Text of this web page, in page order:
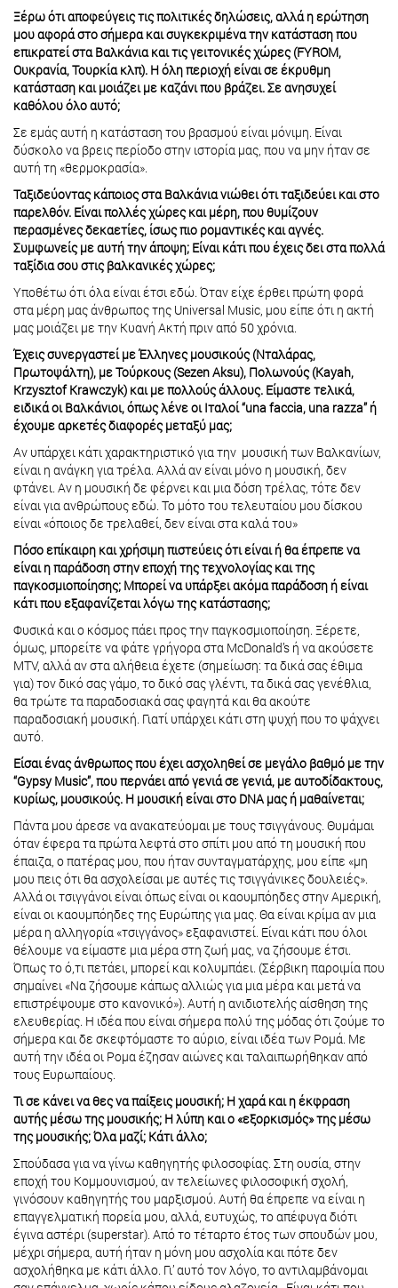
Ξέρω ότι αποφεύγεις τις πολιτικές δηλώσεις, αλλά η ερώτηση
μου αφορά στο σήμερα και συγκεκριμένα την κατάσταση που
επικρατεί στα Βαλκάνια και τις γειτονικές χώρες (FYROM,
Ουκρανία, Τουρκία κλπ). Η όλη περιοχή είναι σε έκρυθμη
κατάσταση και μοιάζει με καζάνι που βράζει. Σε ανησυχεί
καθόλου όλο αυτό;
Σε εμάς αυτή η κατάσταση του βρασμού είναι μόνιμη. Είναι
δύσκολο να βρεις περίοδο στην ιστορία μας, που να μην ήταν σε
αυτή τη «θερμοκρασία».
Ταξιδεύοντας κάποιος στα Βαλκάνια νιώθει ότι ταξιδεύει και στο
παρελθόν. Είναι πολλές χώρες και μέρη, που θυμίζουν
περασμένες δεκαετίες, ίσως πιο ρομαντικές και αγνές.
Συμφωνείς με αυτή την άποψη; Είναι κάτι που έχεις δει στα πολλά
ταξίδια σου στις βαλκανικές χώρες;
Υποθέτω ότι όλα είναι έτσι εδώ. Όταν είχε έρθει πρώτη φορά
στα μέρη μας άνθρωπος της Universal Music, μου είπε ότι η ακτή
μας μοιάζει με την Κυανή Ακτή πριν από 50 χρόνια.
Έχεις συνεργαστεί με Έλληνες μουσικούς (Νταλάρας,
Πρωτοψάλτη), με Τούρκους (Sezen Aksu), Πολωνούς (Kayah,
Krzysztof Krawczyk) και με πολλούς άλλους. Είμαστε τελικά,
ειδικά οι Βαλκάνιοι, όπως λένε οι Ιταλοί “una faccia, una razza” ή
έχουμε αρκετές διαφορές μεταξύ μας;
Αν υπάρχει κάτι χαρακτηριστικό για την μουσική των Βαλκανίων,
είναι η ανάγκη για τρέλα. Αλλά αν είναι μόνο η μουσική, δεν
φτάνει. Αν η μουσική δε φέρνει και μια δόση τρέλας, τότε δεν
είναι για ανθρώπους εδώ. Το μότο του τελευταίου μου δίσκου
είναι «όποιος δε τρελαθεί, δεν είναι στα καλά του»
Πόσο επίκαιρη και χρήσιμη πιστεύεις ότι είναι ή θα έπρεπε να
είναι η παράδοση στην εποχή της τεχνολογίας και της
παγκοσμιοποίησης; Μπορεί να υπάρξει ακόμα παράδοση ή είναι
κάτι που εξαφανίζεται λόγω της κατάστασης;
Φυσικά και ο κόσμος πάει προς την παγκοσμιοποίηση. Ξέρετε,
όμως, μπορείτε να φάτε γρήγορα στα McDonald’s ή να ακούσετε
MTV, αλλά αν στα αλήθεια έχετε (σημείωση: τα δικά σας έθιμα
για) τον δικό σας γάμο, το δικό σας γλέντι, τα δικά σας γενέθλια,
θα τρώτε τα παραδοσιακά σας φαγητά και θα ακούτε
παραδοσιακή μουσική. Γιατί υπάρχει κάτι στη ψυχή που το ψάχνει
αυτό.
Είσαι ένας άνθρωπος που έχει ασχοληθεί σε μεγάλο βαθμό με την
“Gypsy Music”, που περνάει από γενιά σε γενιά, με αυτοδίδακτους,
κυρίως, μουσικούς. Η μουσική είναι στο DNA μας ή μαθαίνεται;
Πάντα μου άρεσε να ανακατεύομαι με τους τσιγγάνους. Θυμάμαι
όταν έφερα τα πρώτα λεφτά στο σπίτι μου από τη μουσική που
έπαιζα, ο πατέρας μου, που ήταν συνταγματάρχης, μου είπε «μη
μου πεις ότι θα ασχολείσαι με αυτές τις τσιγγάνικες δουλειές».
Αλλά οι τσιγγάνοι είναι όπως είναι οι καουμπόηδες στην Αμερική,
είναι οι καουμπόηδες της Ευρώπης για μας. Θα είναι κρίμα αν μια
μέρα η αλληγορία «τσιγγάνος» εξαφανιστεί. Είναι κάτι που όλοι
θέλουμε να είμαστε μια μέρα στη ζωή μας, να ζήσουμε έτσι.
Όπως το ό,τι πετάει, μπορεί και κολυμπάει. (Σέρβικη παροιμία που
σημαίνει «Να ζήσουμε κάπως αλλιώς για μια μέρα και μετά να
επιστρέψουμε στο κανονικό»). Αυτή η ανιδιοτελής αίσθηση της
ελευθερίας. Η ιδέα που είναι σήμερα πολύ της μόδας ότι ζούμε το
σήμερα και δε σκεφτόμαστε το αύριο, είναι ιδέα των Ρομά. Με
αυτή την ιδέα οι Ρομα έζησαν αιώνες και ταλαιπωρήθηκαν από
τους Ευρωπαίους.
Τι σε κάνει να θες να παίξεις μουσική; Η χαρά και η έκφραση
αυτής μέσω της μουσικής; Η λύπη και ο «εξορκισμός» της μέσω
της μουσικής; Όλα μαζί; Κάτι άλλο;
Σπούδασα για να γίνω καθηγητής φιλοσοφίας. Στη ουσία, στην
εποχή του Κομμουνισμού, αν τελείωνες φιλοσοφική σχολή,
γινόσουν καθηγητής του μαρξισμού. Αυτή θα έπρεπε να είναι η
επαγγελματική πορεία μου, αλλά, ευτυχώς, το απέφυγα διότι
έγινα αστέρι (superstar). Από το τέταρτο έτος των σπουδών μου,
μέχρι σήμερα, αυτή ήταν η μόνη μου ασχολία και πότε δεν
ασχολήθηκα με κάτι άλλο. Γι’ αυτό τον λόγο, το αντιλαμβάνομαι